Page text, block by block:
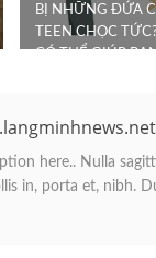
BỊ NHỮNG ĐỨA
TEEN CHỌC
CÓ THỂ GIÚP
here.. Nulla
in, porta et, nibh.